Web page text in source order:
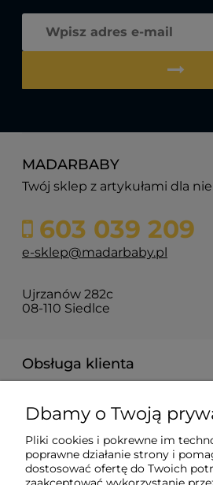
MADARBABY
Twój sklep z artykułami dla
603 039 209
e-sklep@madarbaby.pl
Ujrzanów 282c
08-110 Siedlce
Obsługa klienta
Pomoc
Płatności i dostawa
Dbamy o Twoją
Pliki cookies i pokrewne im
poprawne działanie strony i
dostosować ofertę do Twoich